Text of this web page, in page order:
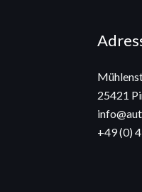
25421
+49 (0)